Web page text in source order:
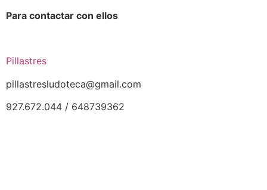
Para contactar con ellos
Pillastres
pillastresludoteca@gmail.com
927.672.044 / 648739362